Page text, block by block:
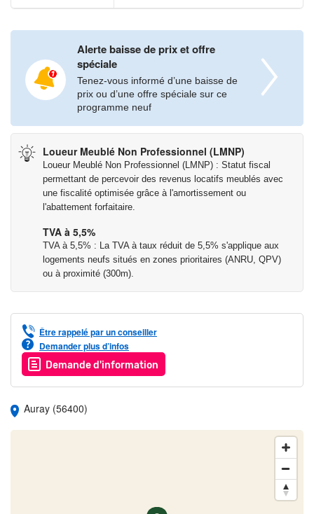
*Voir conditions sur
Les informations sur les risques auxquels ce bien est exposé
sont disponibles sur le site Géorisques :
www.georisques.gouv.fr
Alerte baisse de prix et offre
spéciale
Tenez-vous informé d’une baisse de
prix ou d’une offre spéciale sur ce
programme neuf
Loueur Meublé Non Professionnel (LMNP)
Loueur Meublé Non Professionnel (LMNP) : Statut fiscal
permettant de percevoir des revenus locatifs meublés avec
une fiscalité optimisée grâce à l'amortissement ou
l'abattement forfaitaire.
TVA à 5,5%
TVA à 5,5% : La TVA à taux réduit de 5,5% s'applique aux
logements neufs situés en zones prioritaires (ANRU, QPV)
ou à proximité (300m).
Être rappelé par un conseiller
Demander plus d’infos
Demande d'information
Auray (56400)